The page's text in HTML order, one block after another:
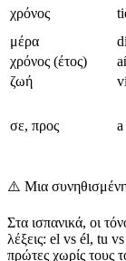
χρόνος
μέρα
χρόνος (έτος)
ζωή
σε, προς a
⚠️ Μια
Στα ισπανικά, οι
λέξεις: el vs él, tu
πρώτες χωρίς τους